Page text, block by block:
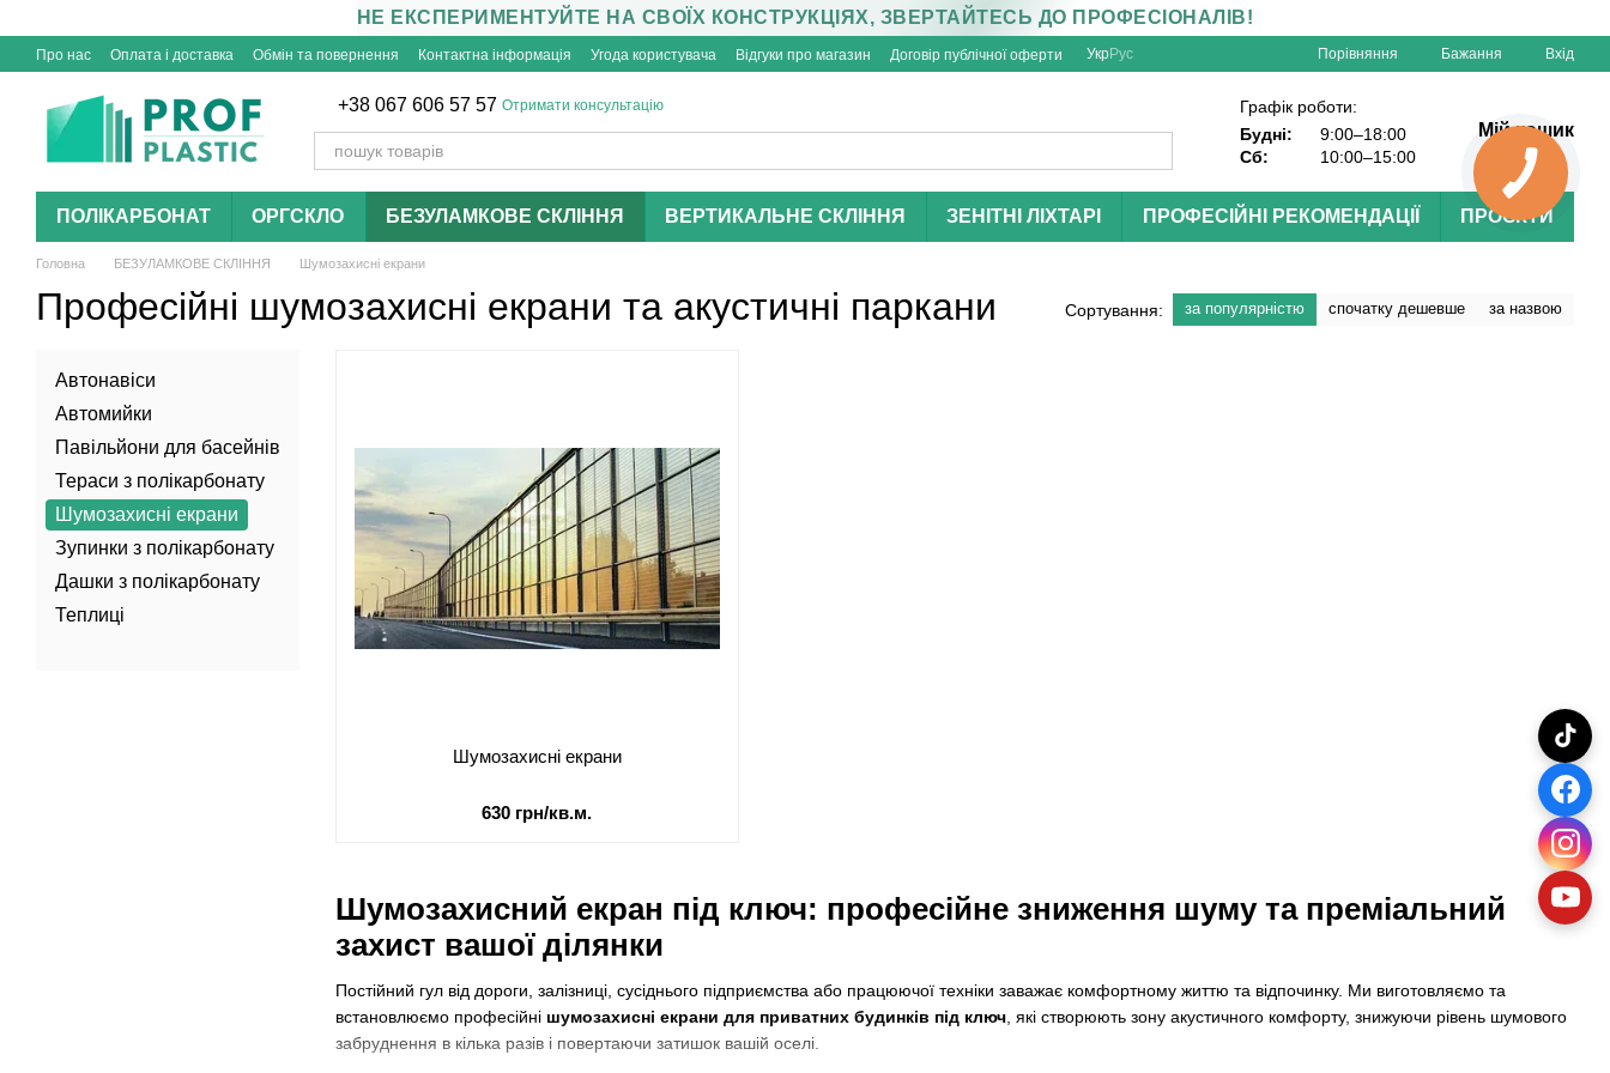
НЕ ЕКСПЕРИМЕНТУЙТЕ НА СВОЇХ КОНСТРУКЦІЯХ, ЗВЕРТАЙТЕСЬ ДО ПРОФЕСІОНАЛІВ!
Про нас Оплата і доставка Обмін та повернення Контактна інформація Угода користувача Відгуки про магазин Договір публічної оферти УкрРус Порівняння Бажання Вхід
+38 067 606 57 57 Отримати консультацію
Графік роботи:
Будні:
9:00–18:00
Сб:
10:00–15:00
Мій кошик
ПОЛІКАРБОНАТ ОРГСКЛО БЕЗУЛАМКОВЕ СКЛІННЯ ВЕРТИКАЛЬНЕ СКЛІННЯ ЗЕНІТНІ ЛІХТАРІ ПРОФЕСІЙНІ РЕКОМЕНДАЦІЇ ПРОЄКТИ
Головна БЕЗУЛАМКОВЕ СКЛІННЯ Шумозахисні екрани
Професійні шумозахисні екрани та акустичні паркани Сортування: за популярністю спочатку дешевше за назвою
Шумозахисний екран під ключ: професійне зниження шуму та преміальний
захист вашої ділянки
Постійний гул від дороги, залізниці, сусіднього підприємства або працюючої техніки заважає комфортному життю та відпочинку. Ми виготовляємо та
встановлюємо професійні шумозахисні екрани для приватних будинків під ключ , які створюють зону акустичного комфорту, знижуючи рівень шумового
забруднення в кілька разів і повертаючи затишок вашій оселі.
Шумозахисні екрани
630 грн/кв.м.
Автонавіси
Автомийки
Павільйони для басейнів
Тераси з полікарбонату
Шумозахисні екрани
Зупинки з полікарбонату
Дашки з полікарбонату
Теплиці